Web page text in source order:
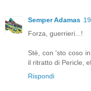
Semper Adamas
Forza, guerrieri...!
Stè, con 'sto coso
il ritratto di Pericle,
Rispondi